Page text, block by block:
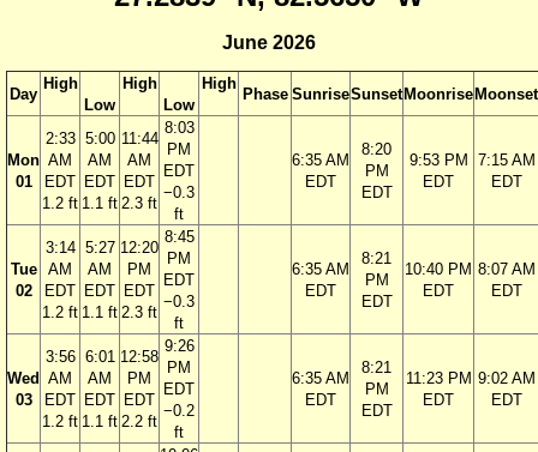
June 2026
Day
High
Low
High
Low
High
Phase SunriseSunsetMoonriseMoonset
Mon
01
2:33
AM
EDT
1.2 ft
5:00
AM
EDT
1.1 ft
11:44
AM
EDT
2.3 ft
8:03
PM
EDT
−0.3
ft
6:35 AM
EDT
8:20
PM
EDT
9:53 PM
EDT
7:15 AM
EDT
Tue
02
3:14
AM
EDT
1.2 ft
5:27
AM
EDT
1.1 ft
12:20
PM
EDT
2.3 ft
8:45
PM
EDT
−0.3
ft
6:35 AM
EDT
8:21
PM
EDT
10:40 PM
EDT
8:07 AM
EDT
Wed
03
3:56
AM
EDT
1.2 ft
6:01
AM
EDT
1.1 ft
12:58
PM
EDT
2.2 ft
9:26
PM
EDT
−0.2
ft
6:35 AM
EDT
8:21
PM
EDT
11:23 PM
EDT
9:02 AM
EDT